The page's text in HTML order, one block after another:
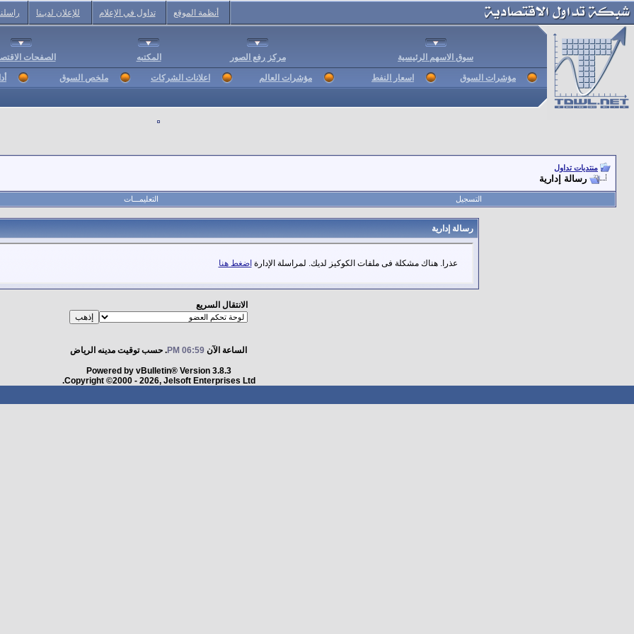
أنظمة الموقع تداول في الإعلام للإعلان لديـنا
سوق الاسهم الرئيسية مركز رفع الصور المكتبه الصفحات
مؤشرات السوق اسعار النفط مؤشرات العالم اعلانات الشركات ملخص السوق
منتديات تداول
رسالة إدارية
التسجيل التعليمـــات
رسالة إدارية
عذرا. هناك مشكلة فى ملفات الكوكيز لديك. لمراسلة الإدارة اضغط هنا
الانتقال السريع
الساعة الآن 06:59 PM . حسب توقيت مدينه الرياض
Powered by vBulletin® Version 3.8.3
Copyright ©2000 - 2026, Jelsoft Enterprises Ltd.